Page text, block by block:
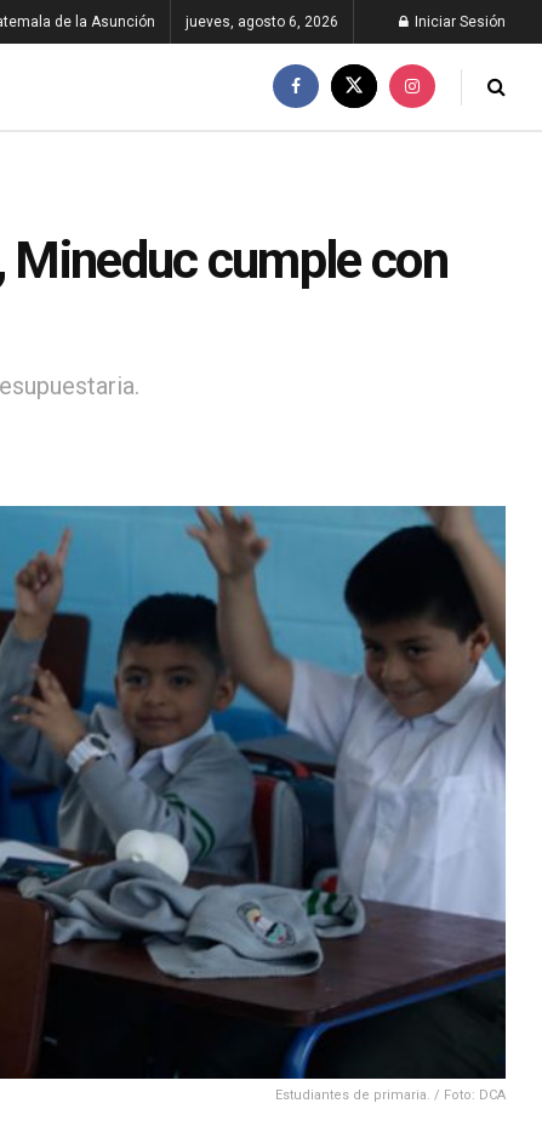
de la Asunción jueves, agosto 6, 2026 Iniciar Sesión
Mineduc cumple con
Estudiantes de primaria. / Foto: DCA